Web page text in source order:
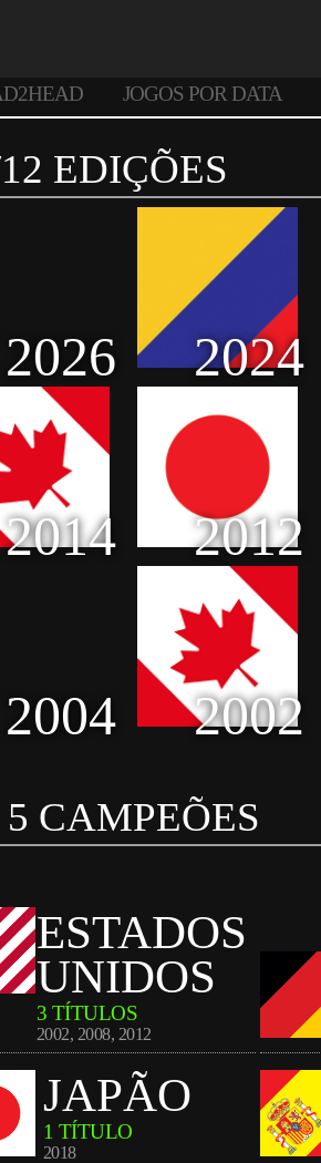
JOGOS POR DATA
EDIÇÕES
2026 2024
2014 2012
2004 2002
CAMPEÕES
ESTADOS
UNIDOS
3 TÍTULOS
2002, 2008, 2012
JAPÃO
1 TÍTULO
2018